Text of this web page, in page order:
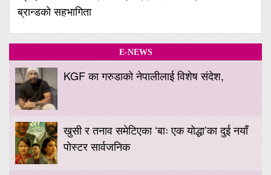
ब्रान्डको सहभागिता
E-NEWS
KGF का गरुडाको नेपालीलाई विशेष संदेश,
खुसी र तनाव समेटिएका ‘बाः एक योद्धा’का दुई नयाँ
पोस्टर सार्वजनिक